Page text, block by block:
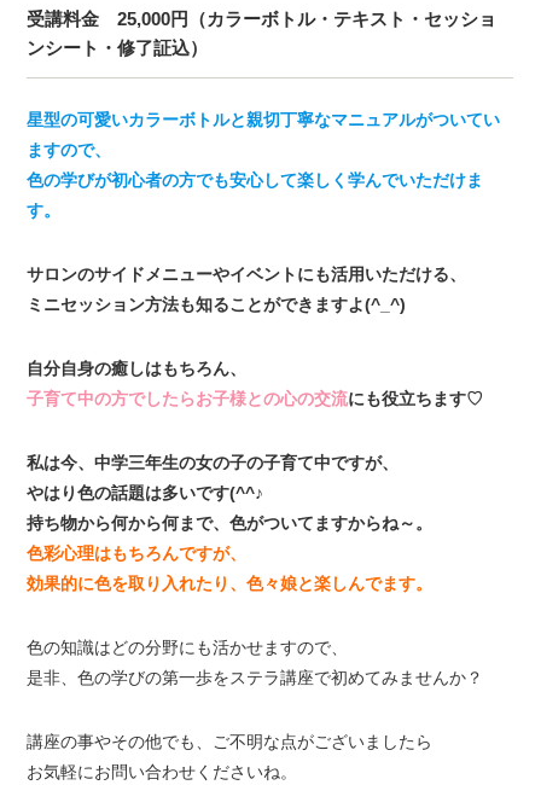
受講料金 25,000円（カラーボトル・テキスト・セッショ
ンシート・修了証込）
星型の可愛いカラーボトルと親切丁寧なマニュアルがついてい
ますので、
色の学びが初心者の方でも安心して楽しく学んでいただけま
す。
サロンのサイドメニューやイベントにも活用いただける、
ミニセッション方法も知ることができますよ(^_^)
自分自身の癒しはもちろん、
子育て中の方でしたらお子様との心の交流にも役立ちます♡
私は今、中学三年生の女の子の子育て中ですが、
やはり色の話題は多いです(^^♪
持ち物から何から何まで、色がついてますからね～。
色彩心理はもちろんですが、
効果的に色を取り入れたり、色々娘と楽しんでます。
色の知識はどの分野にも活かせますので、
是非、色の学びの第一歩をステラ講座で初めてみませんか？
講座の事やその他でも、ご不明な点がございましたら
お気軽にお問い合わせくださいね。